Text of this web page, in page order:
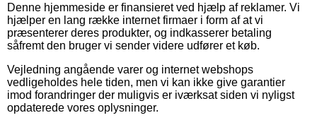
Denne hjemmeside er finansieret ved hjælp af reklamer. Vi
hjælper en lang række internet firmaer i form af at vi
præsenterer deres produkter, og indkasserer betaling
såfremt den bruger vi sender videre udfører et køb.
Vejledning angående varer og internet webshops
vedligeholdes hele tiden, men vi kan ikke give garantier
imod forandringer der muligvis er iværksat siden vi nyligst
opdaterede vores oplysninger.